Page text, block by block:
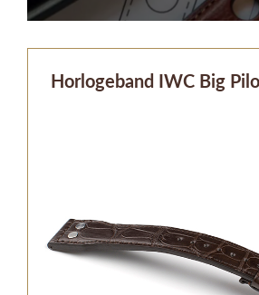
Horlogeband IWC Big